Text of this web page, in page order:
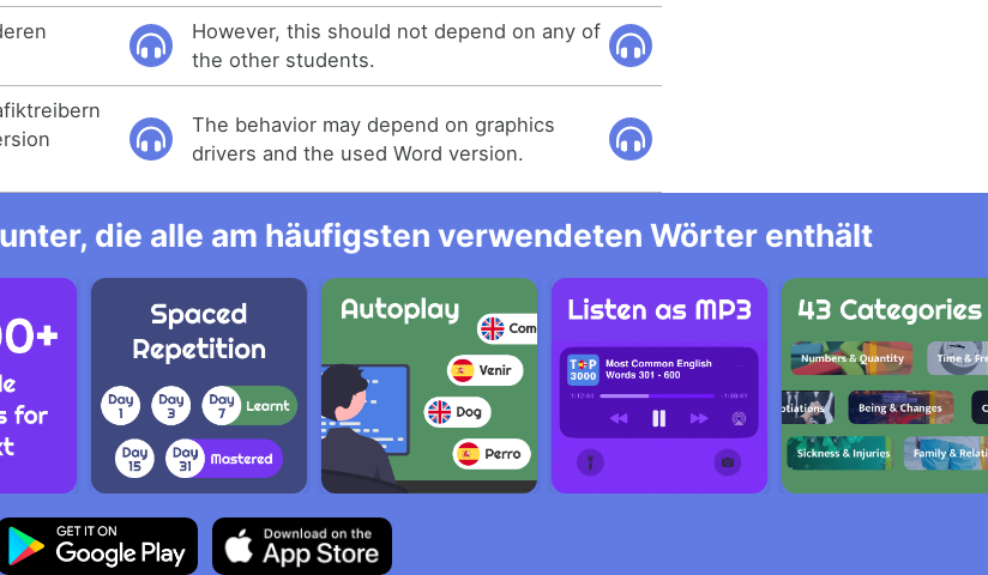
However, this should not depend on any of
the other students.
The behavior may depend on graphics
drivers and the used Word version.
die alle am häufigsten verwendeten Wörter enthält